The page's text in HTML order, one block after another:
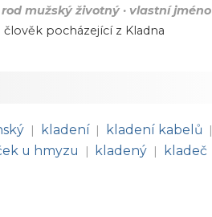
mužský životný · vlastní jméno
člověk pocházející z Kladna
| kladení | kladení kabelů |
u hmyzu | kladený | kladeč